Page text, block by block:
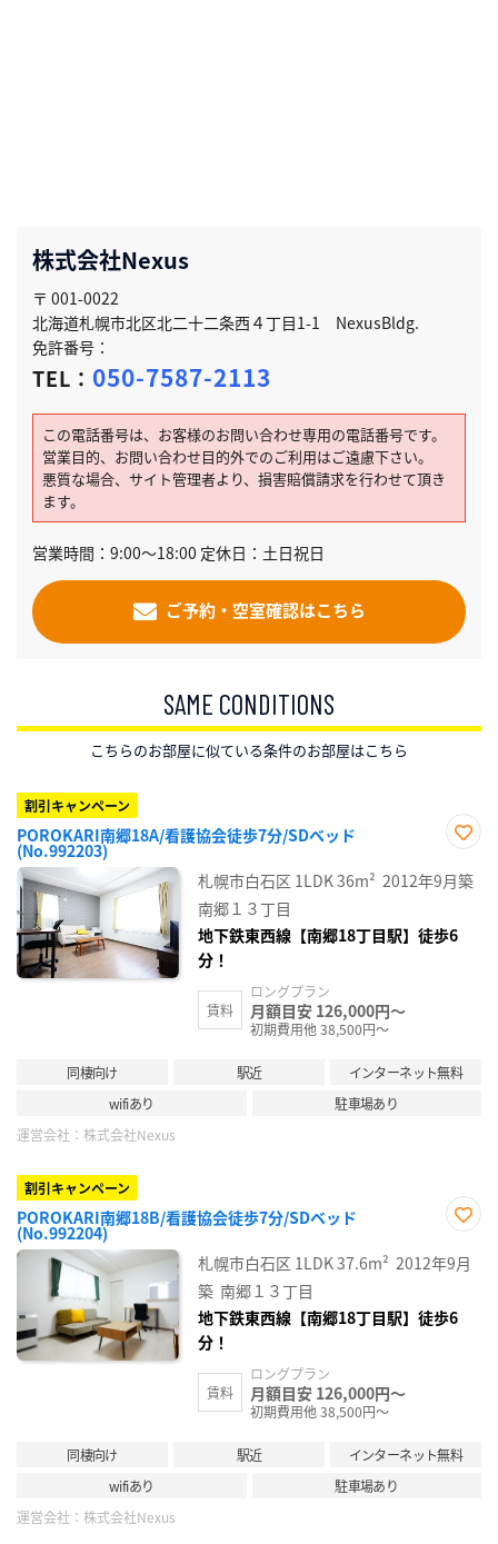
株式会社Nexus
〒 001-0022
北海道札幌市北区北二十二条西４丁目1-1 NexusBldg.
免許番号：
TEL： 050-7587-2113
この電話番号は、お客様のお問い合わせ専用の電話番号です。
営業目的、お問い合わせ目的外でのご利用はご遠慮下さい。
悪質な場合、サイト管理者より、損害賠償請求を行わせて頂き
ます。
営業時間：9:00～18:00 定休日：土日祝日
ご予約・空室確認はこちら
SAME CONDITIONS
こちらのお部屋に似ている条件のお部屋はこちら
割引キャンペーン
POROKARI南郷18A/看護協会徒歩7分/SDベッド
(No.992203)
に入
り登
札幌市白石区 1LDK36m² 2012年9月築
南郷１３丁目
地下鉄東西線【南郷18丁目駅】徒歩6
分！
賃料
ロングプラン
月額目安 126,000円～
初期費用他 38,500円～
同棲向け 駅近
インターネット無料
wifiあり
駐車場あり
運営会社： 株式会社Nexus
割引キャンペーン
POROKARI南郷18B/看護協会徒歩7分/SDベッド
(No.992204)
に入
り登
札幌市白石区 1LDK37.6m² 2012年9月
築 南郷１３丁目
地下鉄東西線【南郷18丁目駅】徒歩6
分！
賃料
ロングプラン
月額目安 126,000円～
初期費用他 38,500円～
同棲向け 駅近
インターネット無料
wifiあり
駐車場あり
運営会社： 株式会社Nexus